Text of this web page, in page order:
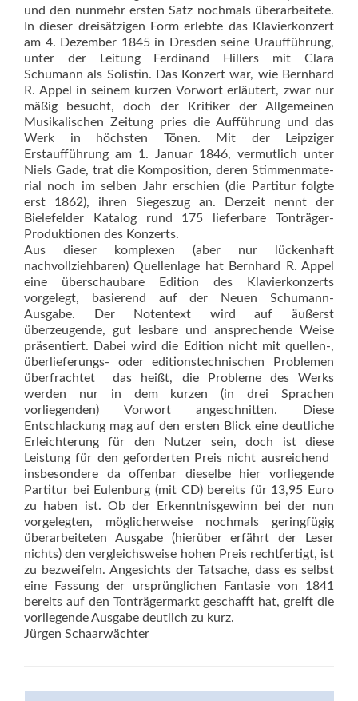
und den nunmehr ersten Satz nochmals überarbeitete.
In dieser dreisätzigen Form erlebte das Klavierkonzert
am 4. Dezember 1845 in Dresden seine Uraufführung,
unter der Leitung Ferdinand Hillers mit Clara
Schumann als Solistin. Das Konzert war, wie Bernhard
R. Appel in seinem kurzen Vorwort erläutert, zwar nur
mäßig besucht, doch der Kritiker der Allgemeinen
Musikalischen Zeitung pries die Aufführung und das
Werk in höchsten Tönen. Mit der Leipziger
Erstaufführung am 1. Januar 1846, vermutlich unter
Niels Gade, trat die Komposition, deren Stimmenmate­
rial noch im selben Jahr erschien (die Partitur folgte
erst 1862), ihren Siegeszug an. Derzeit nennt der
Bielefelder Katalog rund 175 liefer­bare Tonträger-
Produktionen des Konzerts.
Aus dieser komplexen (aber nur lückenhaft
nachvollziehbaren) Quellenlage hat Bernhard R. Appel
eine überschaubare Edition des Klavierkonzerts
vorgelegt, basierend auf der Neuen Schumann-
Ausgabe. Der Notentext wird auf äußerst
überzeugende, gut lesbare und ansprechende Weise
präsentiert. Dabei wird die Edition nicht mit quellen-,
überlieferungs- oder editionstechnischen Problemen
überfrachtet  das heißt, die Probleme des Werks
werden nur in dem kurzen (in drei Sprachen
vorliegenden) Vorwort angeschnitten. Diese
Entschlackung mag auf den ersten Blick eine deutliche
Erleichterung für den Nutzer sein, doch ist diese
Leistung für den geforderten Preis nicht ausreichend 
insbesondere da offenbar dieselbe hier vorliegende
Partitur bei Eulenburg (mit CD) bereits für 13,95 Euro
zu haben ist. Ob der Erkenntnisgewinn bei der nun
vorgelegten, möglicherweise nochmals geringfügig
überarbeiteten Ausgabe (hierüber erfährt der Leser
nichts) den vergleichsweise hohen Preis rechtfertigt, ist
zu bezweifeln. Angesichts der Tatsache, dass es selbst
eine Fassung der ursprünglichen Fantasie von 1841
bereits auf den Tonträgermarkt geschafft hat, greift die
vorliegende Ausgabe deutlich zu kurz.
Jürgen Schaarwächter